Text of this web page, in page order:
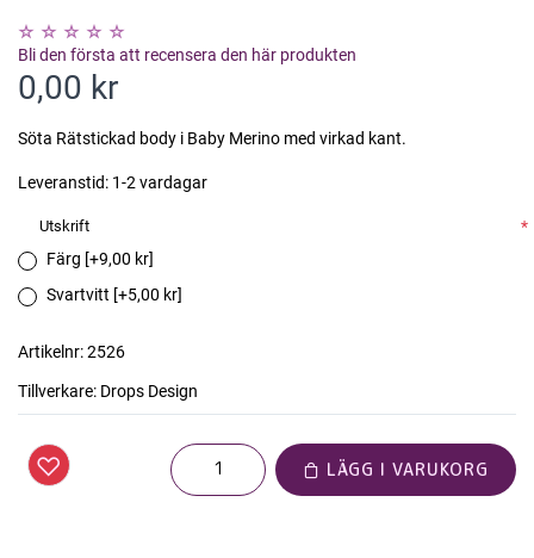
Bli den första att recensera den här produkten
0,00 kr
Söta Rätstickad body i Baby Merino med virkad kant.
Leveranstid: 1-2 vardagar
Utskrift
*
Färg [+9,00 kr]
Svartvitt [+5,00 kr]
Artikelnr:2526
Tillverkare: Drops Design
LÄGG I VARUKORG